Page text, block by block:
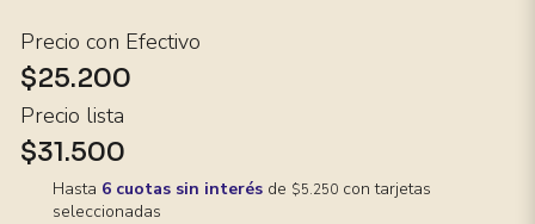
Precio con Efectivo
$25.200
Precio lista
$31.500
Hasta 6 cuotas sin interés de $5.250 con tarjetas
seleccionadas